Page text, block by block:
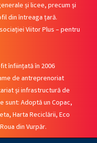
și licee, precum și
din întreaga țară.
Viitor Plus – pentru
înființată în 2006
de antreprenoriat
și infrastructură de
sunt: Adoptă un Copac,
Harta Reciclării, Eco
din Vurpăr.